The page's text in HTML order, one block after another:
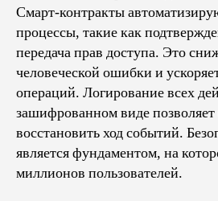
Смарт-контракты
процессы, такие как
передача прав доступа. Это
человеческой ошибки и
операций. Логирование всех
зашифрованном виде
восстановить ход событий.
является фундаментом, на
миллионов пользователей.